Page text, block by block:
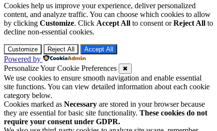
Cookies help us improve your experience, deliver personalized
content, and analyze traffic. You can choose which cookies to allow
by clicking Customize. Click Accept All to consent orReject All to
decline non-essential cookies.
Customize Reject All Accept All
Powered by
Personalize Your Cookie Preferences
✖
We use cookies to ensure smooth navigation and enable essential
site functions. You can view detailed information about each cookie
category below.
Cookies marked as Necessary are stored in your browser because
they are essential for basic site functionality. These cookies do not
require your consent under GDPR.